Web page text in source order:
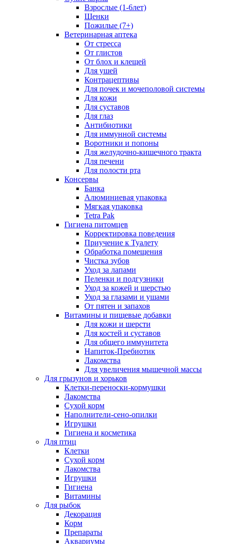
Взрослые (1-6лет)
Щенки
Пожилые (7+)
Ветеринарная аптека
От стресса
От глистов
От блох и клещей
Для ушей
Контрацептивы
Для почек и мочеполовой системы
Для кожи
Для суставов
Для глаз
Антибиотики
Для иммунной системы
Воротники и попоны
Для желудочно-кишечного тракта
Для печени
Для полости рта
Консервы
Банка
Алюминиевая упаковка
Мягкая упаковка
Tetra Pak
Гигиена питомцев
Корректировка поведения
Приучение к Туалету
Обработка помещения
Чистка зубов
Уход за лапами
Пеленки и подгузники
Уход за кожей и шерстью
Уход за глазами и ушами
От пятен и запахов
Витамины и пищевые добавки
Для кожи и шерсти
Для костей и суставов
Для общего иммунитета
Напиток-Пребиотик
Лакомства
Для увеличения мышечной массы
Для грызунов и хорьков
Клетки-переноски-кормушки
Лакомства
Сухой корм
Наполнители-сено-опилки
Игрушки
Гигиена и косметика
Для птиц
Клетки
Сухой корм
Лакомства
Игрушки
Гигиена
Витамины
Для рыбок
Декорация
Корм
Препараты
Аквариумы